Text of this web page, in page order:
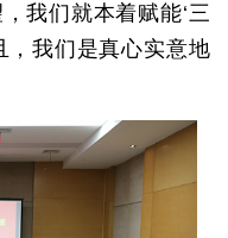
我们就本着赋能‘三
，我们是真心实意地